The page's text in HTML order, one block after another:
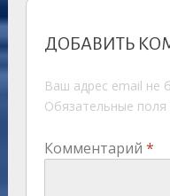
ДОБАВИТЬ
Ваш адрес email не
Обязательные
Комментарий *